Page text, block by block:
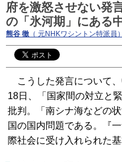
府を激怒させない発
の「氷河期」にある
熊谷 徹 （ 元NHKワシントン特派員）
こうした発言について
18日、「国家間の対立と
批判。「南シナ海などの
国の国内問題である。『
際社会に受け入れられた